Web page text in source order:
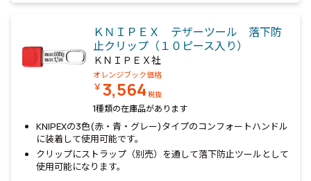
ＫＮＩＰＥＸ テザーツール 落下防
止クリップ（１０ピース入り）
ＫＮＩＰＥＸ社
オレンジブック価格
￥3,564 税抜
1種類の在庫品があります
KNIPEXの3色(赤・青・グレー)タイプのコンフォートハンドル
に装着して使用可能です。
クリップにストラップ（別売）を通して落下防止ツールとして
使用可能になります。